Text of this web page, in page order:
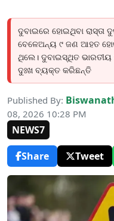
ଦୁବାଇରେ ହୋଇଥିବା ରାସ୍ତା
ବେଳେଅନ୍ୟ ୯ ଜଣ ଆହତ
ଥିଲେ। ଦୁବାଇସ୍ଥିତ ଭାରତୀୟ
ଦୁଃଖ ବ୍ୟକ୍ତ କରିଛନ୍ତି
Published By:
08, 2026 10:28 PM
NEWS7
Share
Tweet